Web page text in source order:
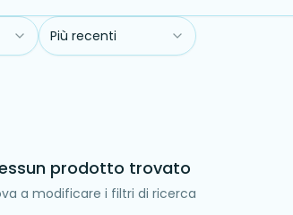
Più recenti
prodotto trovato
a modificare i filtri di ricerca